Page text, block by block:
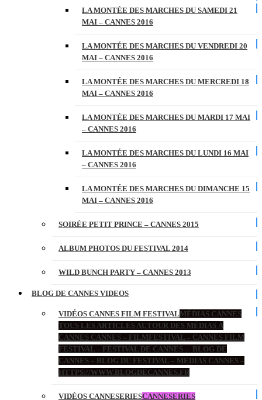
LA MONTÉE DES MARCHES DU SAMEDI 21
MAI – CANNES 2016
LA MONTÉE DES MARCHES DU VENDREDI 20
MAI – CANNES 2016
LA MONTÉE DES MARCHES DU MERCREDI 18
MAI – CANNES 2016
LA MONTÉE DES MARCHES DU MARDI 17 MAI
– CANNES 2016
LA MONTÉE DES MARCHES DU LUNDI 16 MAI
– CANNES 2016
LA MONTÉE DES MARCHES DU DIMANCHE 15
MAI – CANNES 2016
SOIRÉE PETIT PRINCE – CANNES 2015
ALBUM PHOTOS DU FESTIVAL 2014
WILD BUNCH PARTY – CANNES 2013
BLOG DE CANNES VIDEOS
VIDÉOS CANNES FILM FESTIVALMÉDIAS CANNES
TOUS LES ARTICLES AUTOUR DES MÉDIAS À
CANNES CANNES – FILMFESTIVAL – CANNES FILM
FESTIVAL – FESTIVAL DE CANNES – BLOG DE
CANNES – BLOG DU FESTIVAL – MEDIAS CANNES –
HTTPS://WWW.BLOGDECANNES.FR
VIDÉOS CANNESERIESCANNESERIES